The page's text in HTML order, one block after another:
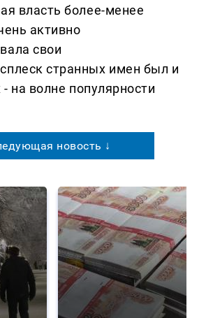
власть более-менее
активно
свои
странных имен был и
- на волне популярности
новость ↓